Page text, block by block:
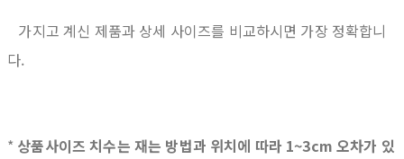
가지고 계신 제품과 상세 사이즈를 비교하시면 가장 정확합니
다.
* 상품사이즈 치수는 재는 방법과 위치에 따라 1~3cm 오차가 있